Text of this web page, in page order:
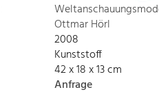
Ottmar Hörl
2008
Kunststoff
42 x 18 x 13 cm
Anfrage